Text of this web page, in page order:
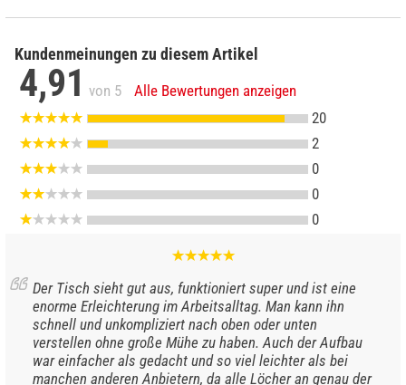
Kundenmeinungen zu diesem Artikel
4,91 von 5
Alle Bewertungen anzeigen
20
2
0
0
0
Der Tisch sieht gut aus, funktioniert super und ist eine
enorme Erleichterung im Arbeitsalltag. Man kann ihn
schnell und unkompliziert nach oben oder unten
verstellen ohne große Mühe zu haben. Auch der Aufbau
war einfacher als gedacht und so viel leichter als bei
manchen anderen Anbietern, da alle Löcher an genau der